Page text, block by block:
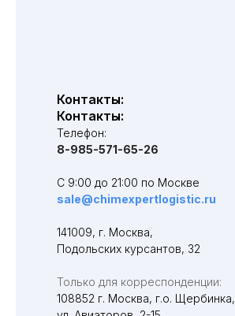
Контакты:
Контакты:
Телефон:
8-985-571-65-26
С 9:00 до 21:00 по Москве
sale@chimexpertlogistic.ru
141009, г. Москва,
Подольских курсантов, 32
Только для корреспонденции:
108852 г. Москва, г.о. Щербинка,